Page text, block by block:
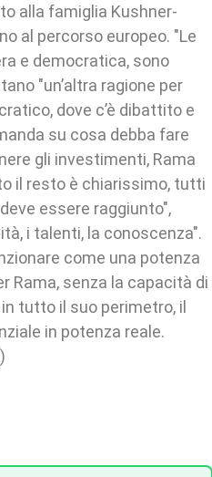
alla famiglia Kushner-
al percorso europeo. "Le
e democratica, sono
"un’altra ragione per
dove c’è dibattito e
su cosa debba fare
gli investimenti, Rama
il resto è chiarissimo, tutti
essere raggiunto",
i talenti, la conoscenza".
come una potenza
Rama, senza la capacità di
tutto il suo perimetro, il
in potenza reale.